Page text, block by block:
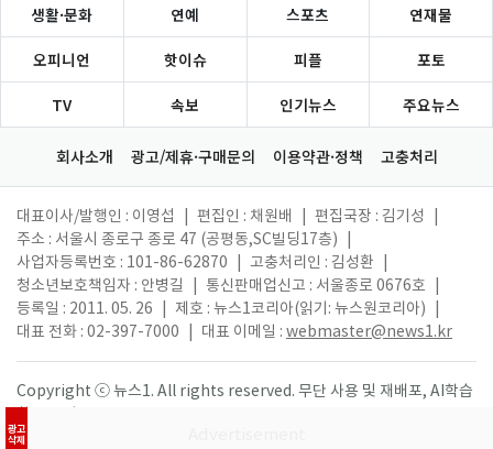
광고
삭제
생활·문화 연예 스포츠 연재물
오피니언 핫이슈 피플 포토
TV 속보 인기뉴스 주요뉴스
회사소개 광고/제휴·구매문의 이용약관·정책 고충처리
대표이사/발행인 : 이영섭 편집인 : 채원배 편집국장 : 김기성
주소 : 서울시 종로구 종로 47 (공평동,SC빌딩17층)
사업자등록번호 : 101-86-62870
고충처리인 : 김성환
청소년보호책임자 : 안병길
통신판매업신고 : 서울종로 0676호
등록일 : 2011. 05. 26
제호 : 뉴스1코리아(읽기: 뉴스원코리아)
대표 전화 : 02-397-7000
대표 이메일 : webmaster@news1.kr
Copyright ⓒ 뉴스1. All rights reserved. 무단 사용 및 재배포, AI학습